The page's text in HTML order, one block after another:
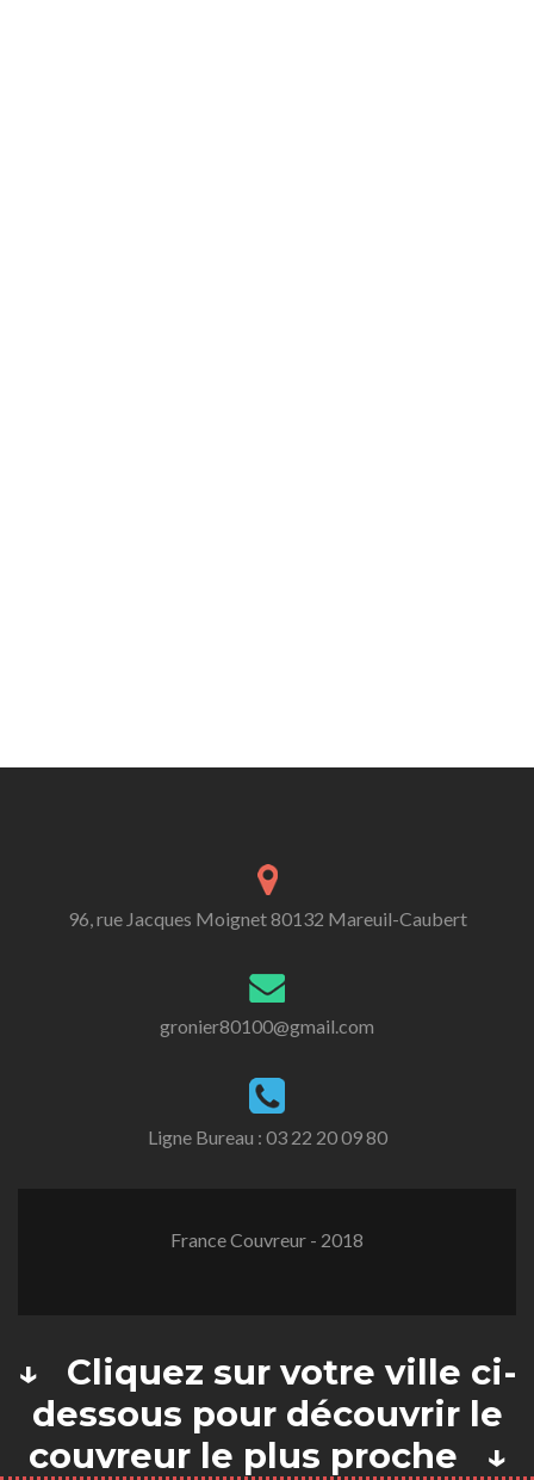
96, rue Jacques Moignet 80132 Mareuil-Caubert
gronier80100@gmail.com
Ligne Bureau : 03 22 20 09 80
France Couvreur - 2018
↓ Cliquez sur votre ville ci-
dessous pour découvrir le
couvreur le plus proche ↓